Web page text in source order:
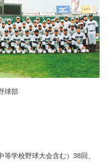
球部
学校野球大会含む）38回、